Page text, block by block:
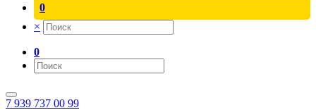
0
×
0
7 939 737 00 99